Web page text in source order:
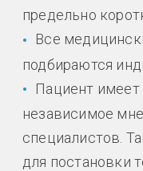
предельно
Все
подбираются
Пациент
независимое
специалистов.
для постановки